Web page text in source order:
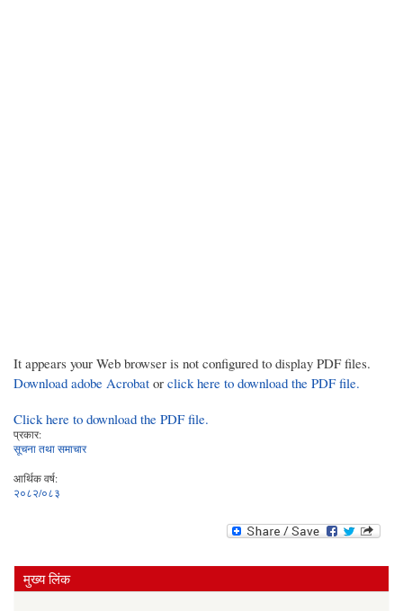
It appears your Web browser is not configured to display PDF files.
Download adobe Acrobat or click here to download the PDF file.
Click here to download the PDF file.
प्रकार:
सूचना तथा समाचार
आर्थिक वर्ष:
२०८२/०८३
मुख्य लिंक